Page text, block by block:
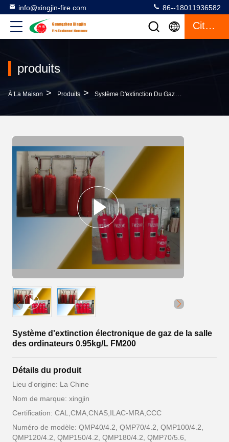
info@xingjin-fire.com 86--18011936582
Citation
produits
À La Maison > Produits > Système D'extinction Du Gaz FM200
Système d'extinction électronique de gaz de la salle
des ordinateurs 0.95kg/L FM200
Détails du produit
Lieu d'origine: La Chine
Nom de marque: xingjin
Certification: CAL,CMA,CNAS,ILAC-MRA,CCC
Numéro de modèle: QMP40/4.2, QMP70/4.2, QMP100/4.2,
QMP120/4.2, QMP150/4.2, QMP180/4.2, QMP70/5.6,